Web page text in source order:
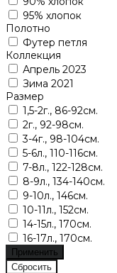
95% хлопок
Полотно
Футер петля
Коллекция
Апрель 2023
Зима 2021
Размер
1,5-2г., 86-92см.
2г., 92-98см.
3-4г., 98-104см.
5-6л., 110-116см.
7-8л., 122-128см.
8-9л., 134-140см.
9-10л., 146см.
10-11л., 152см.
14-15л., 170см.
16-17л., 170см.